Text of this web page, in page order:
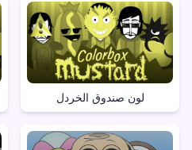
لون صندوق الخردل